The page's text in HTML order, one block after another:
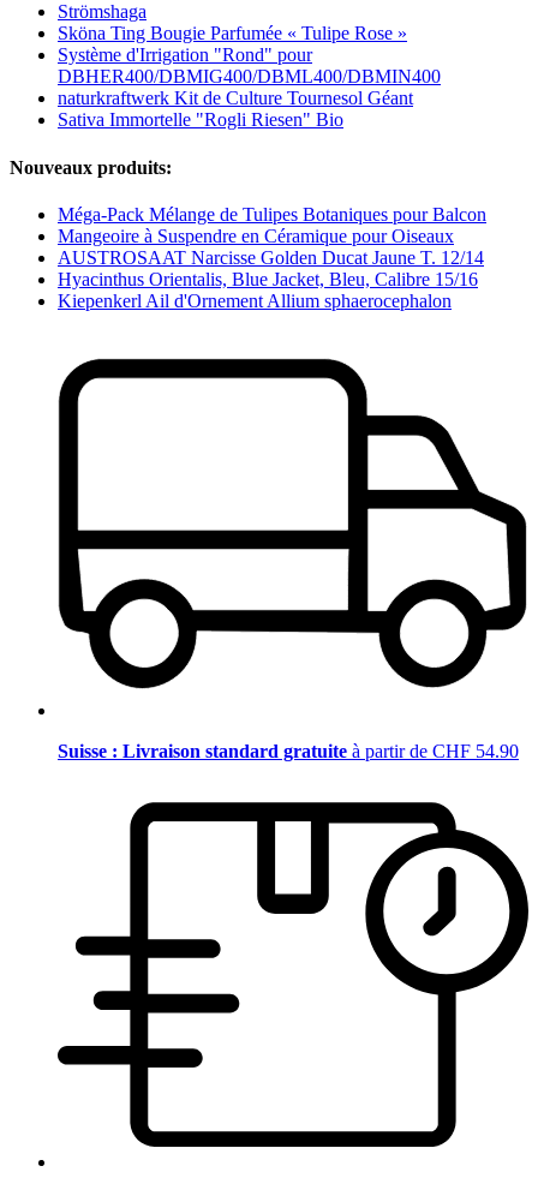
Strömshaga
Sköna Ting Bougie Parfumée « Tulipe Rose »
Système d'Irrigation "Rond" pour
DBHER400/DBMIG400/DBML400/DBMIN400
naturkraftwerk Kit de Culture Tournesol Géant
Sativa Immortelle "Rogli Riesen" Bio
Nouveaux produits:
Méga-Pack Mélange de Tulipes Botaniques pour Balcon
Mangeoire à Suspendre en Céramique pour Oiseaux
AUSTROSAAT Narcisse Golden Ducat Jaune T. 12/14
Hyacinthus Orientalis, Blue Jacket, Bleu, Calibre 15/16
Kiepenkerl Ail d'Ornement Allium sphaerocephalon
Suisse : Livraison standard gratuite à partir de CHF 54.90